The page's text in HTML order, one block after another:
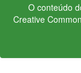
O conteúdo
Creative